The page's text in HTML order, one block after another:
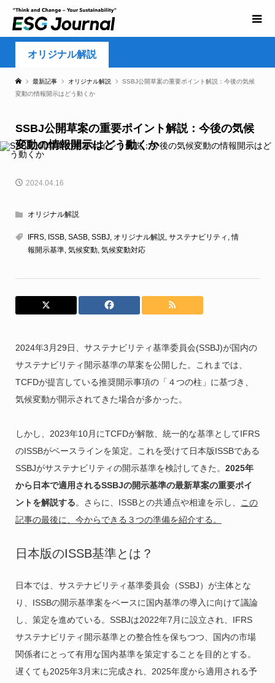
オリジナル解説
最新記事 オリジナル解説
SSBJ公開草案の重要ポイント解説：今後の気候
変動の情報開示はどう動くか
SSBJ公開草案の重要ポイント解説：今後の気候
変動の情報開示はどう動くか
2024.04.16
オリジナル解説
IFRS, ISSB, SASB, SSBJ, オリジナル解説, サステナビリティ ,情
報開示基準, 気候変動, 気候変動対応
2024年3月29日、サステナビリティ基準委員会(SSBJ)が国内の
サステナビリティ開示基準の草案を公開した。これまでは、
TCFDが提言している推奨開示事項の「４つの柱」に基づき、
気候変動が開示されてきた場合が多かった。
しかし、2023年10月にTCFDが解散、統一的な基準としてIFRS
のISSBがベースラインを策定。これを受けて日本版ISSBである
SSBJがサステナビリティの開示基準を検討してきた。 2025年
から日本で適用されるSSBJの開示基準の最新草案の重要ポイ
ントを解説する。さらに、ISSBとの共通点や相違を示し、
この
記事の最後に、今からできる３つの準備を紹介する。
日本版のISSB基準とは？
日本では、サステナビリティ基準委員会（SSBJ）が主体とな
り、ISSBの開示基準案をベースに国内基準の導入に向けて議論
し、策定を進めている。SSBJは2022年7月に設立され、IFRS
サステナビリティ開示基準との整合性を保ちつつ、国内の市場
関係者にとって有用な国内基準を策定することを目的とする。
遅くても2025年3月末に完成され、2025年度から適用される予